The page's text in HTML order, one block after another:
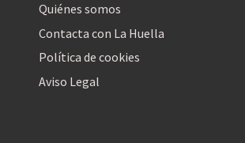
Quiénes somos
Contacta con La Huella
Política de cookies
Aviso Legal